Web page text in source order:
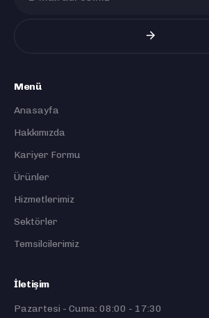
Menü
Anasayfa
Hakkımızda
Kariyer Formu
Ürünler
Hizmetlerimiz
Sektörler
Temsilcilerimiz
İletişim
Pazartesi - Cuma: 08:00 - 17:30